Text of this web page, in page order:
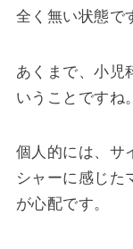
全く無い状態で
あくまで、小児
いうことですね。
個人的には、サ
シャーに感じた
が心配です。